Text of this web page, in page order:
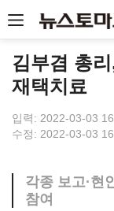
김부겸 총
재택치료
입력: 2022-03-03
수정: 2022-03-03
각종 보고·현
참여